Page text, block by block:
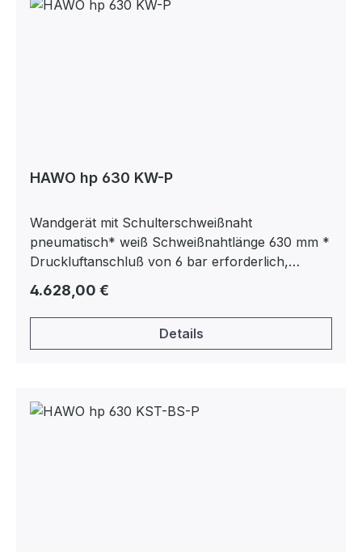
HAWO hp 630 KW-P
Wandgerät mit Schulterschweißnaht
pneumatisch* weiß Schweißnahtlänge 630 mm *
Druckluftanschluß von 6 bar erforderlich,
Anschluß 1/4 Zoll
Regulärer Preis:
4.628,00 €
Details